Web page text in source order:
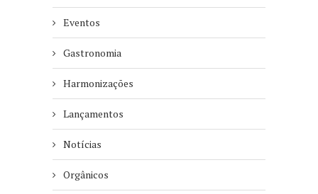
Eventos
Gastronomia
Harmonizações
Lançamentos
Notícias
Orgânicos